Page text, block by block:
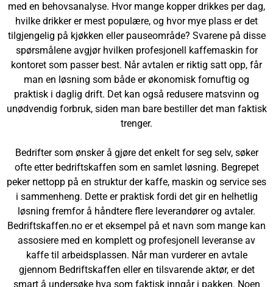
med en behovsanalyse. Hvor mange kopper drikkes per dag,
hvilke drikker er mest populære, og hvor mye plass er det
tilgjengelig på kjøkken eller pauseområde? Svarene på disse
spørsmålene avgjør hvilken profesjonell kaffemaskin for
kontoret som passer best. Når avtalen er riktig satt opp, får
man en løsning som både er økonomisk fornuftig og
praktisk i daglig drift. Det kan også redusere matsvinn og
unødvendig forbruk, siden man bare bestiller det man faktisk
trenger.
Bedrifter som ønsker å gjøre det enkelt for seg selv, søker
ofte etter bedriftskaffen som en samlet løsning. Begrepet
peker nettopp på en struktur der kaffe, maskin og service ses
i sammenheng. Dette er praktisk fordi det gir en helhetlig
løsning fremfor å håndtere flere leverandører og avtaler.
Bedriftskaffen.no er et eksempel på et navn som mange kan
assosiere med en komplett og profesjonell leveranse av
kaffe til arbeidsplassen. Når man vurderer en avtale
gjennom Bedriftskaffen eller en tilsvarende aktør, er det
smart å undersøke hva som faktisk inngår i pakken. Noen